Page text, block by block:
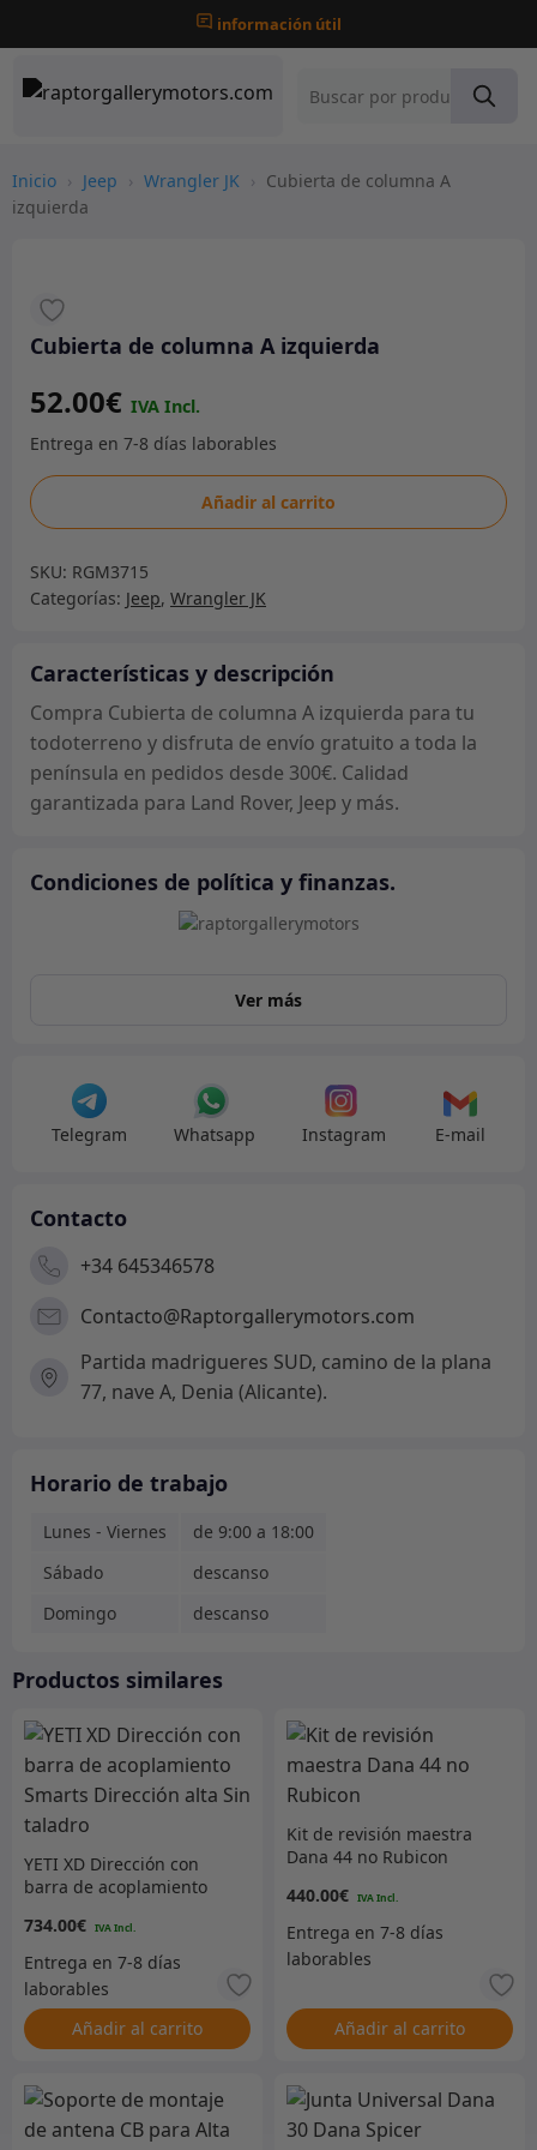
información útil
Inicio › Jeep › Wrangler JK › Cubierta de columna A
izquierda
Cubierta de columna A izquierda
52.00€
Cubierta
de
A
izquierda
Añadir al carrito
SKU: RGM3715
Categorías: Jeep, Wrangler JK
Características y descripción
Compra Cubierta de columna A izquierda para tu
todoterreno y disfruta de envío gratuito a toda la
península en pedidos desde 300€. Calidad
garantizada para Land Rover, Jeep y más.
Condiciones de política y finanzas.
Ver más
Telegram Whatsapp Instagram E-mail
Contacto
+34 645346578
Contacto@Raptorgallerymotors.com
Partida madrigueres SUD, camino de la plana
77, nave A, Denia (Alicante).
Horario de trabajo
Lunes - Viernes
de 9:00 a 18:00
Sábado
descanso
Domingo
descanso
Productos similares
YETI XD Dirección con
barra de acoplamiento
taladro
734.00€
Añadir al carrito
Kit de revisión maestra
Dana 44 no Rubicon
440.00€
Añadir al carrito